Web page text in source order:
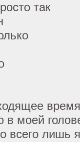
так
время
в моей
всего лишь